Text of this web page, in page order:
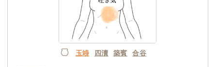
玉竧 四瀆 築賓 合谷